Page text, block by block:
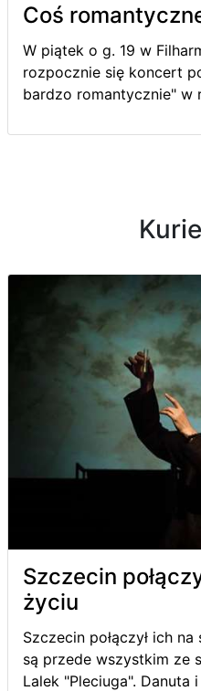
Coś
W piątek o g. 19 w
rozpocznie się koncert
bardzo romantycznie" w
Szczecin
życiu
Szczecin połączył ich
są przede wszystkim ze
Lalek "Pleciuga". Danuta